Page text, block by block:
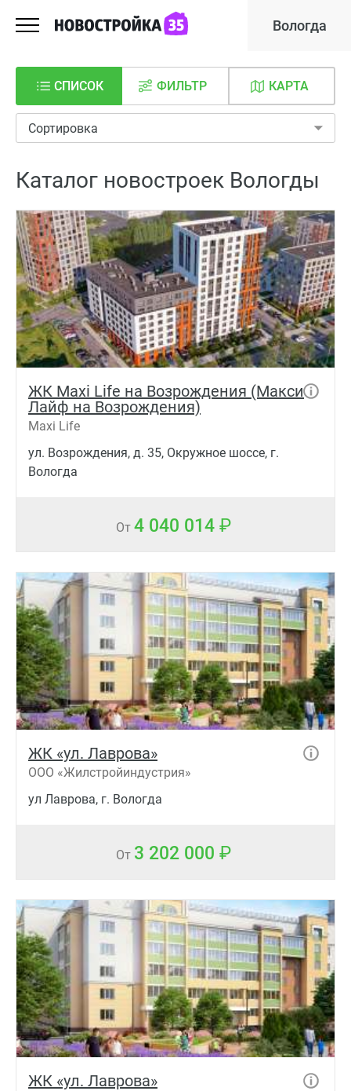
Вологда
СПИСОК КАРТА
ФИЛЬТР
Сортировка
Каталог новостроек Вологды
ЖК Maxi Life на Возрождения (Макси
Лайф на Возрождения)
Maxi Life
ул. Возрождения, д. 35, Окружное шоссе, г.
Вологда
От 4 040 014
ЖК «ул. Лаврова»
ООО «Жилстройиндустрия»
ул Лаврова, г. Вологда
От 3 202 000
ЖК «ул. Лаврова»